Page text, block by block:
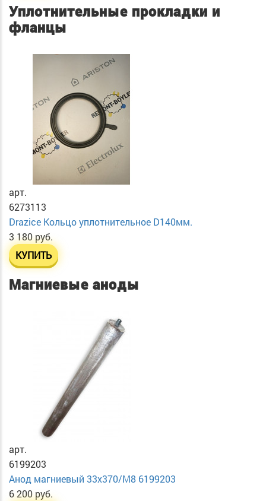
Уплотнительные прокладки и
фланцы
арт.
6273113
Drazice Кольцо уплотнительное D140мм.
3 180 руб.
КУПИТЬ
Магниевые аноды
арт.
6199203
Анод магниевый 33х370/М8 6199203
6 200 руб.